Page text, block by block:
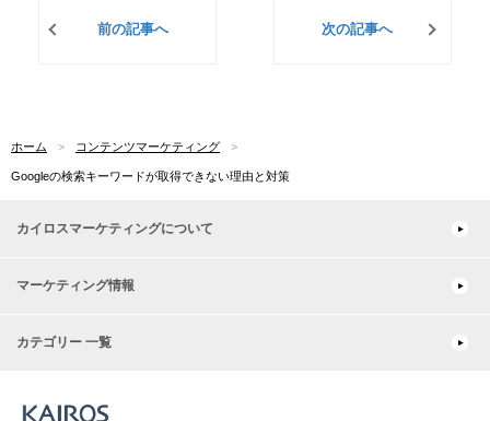
前の記事へ 次の記事へ
ホーム コンテンツマーケティング
Googleの検索キーワードが取得できない理由と対策
カイロスマーケティングについて
マーケティング情報
カテゴリー 一覧